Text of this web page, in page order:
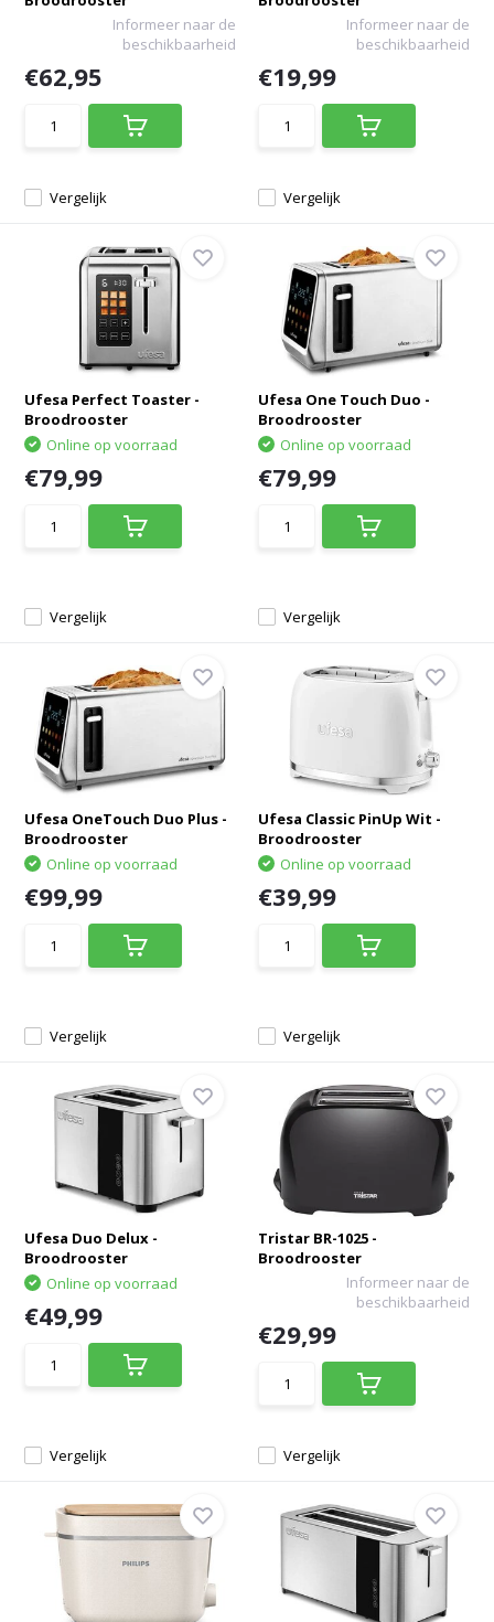
Vergelijk
Informeer naar de
beschikbaarheid
€62,95
Vergelijk
Informeer naar de
beschikbaarheid
€19,99
Ufesa Perfect Toaster -
Broodrooster
Vergelijk
Online op voorraad
€79,99
Ufesa One Touch Duo -
Broodrooster
Vergelijk
Online op voorraad
€79,99
Ufesa OneTouch Duo Plus -
Broodrooster
Vergelijk
Online op voorraad
€99,99
Ufesa Classic PinUp Wit -
Broodrooster
Vergelijk
Online op voorraad
€39,99
Ufesa Duo Delux -
Broodrooster
Vergelijk
Online op voorraad
€49,99
Tristar BR-1025 -
Broodrooster
Vergelijk
Informeer naar de
beschikbaarheid
€29,99